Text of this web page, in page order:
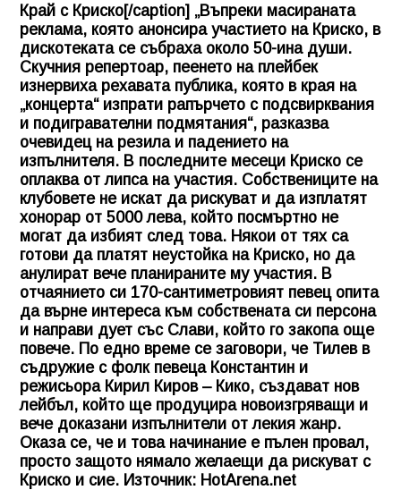
Край с Криско[/caption] „Въпреки масираната
реклама, която анонсира участието на Криско, в
дискотеката се събраха около 50-ина души.
Скучния репертоар, пеенето на плейбек
изнервиха рехавата публика, която в края на
„концерта“ изпрати рапърчето с подсвирквания
и подигравателни подмятания“, разказва
очевидец на резила и падението на
изпълнителя. В последните месеци Криско се
оплаква от липса на участия. Собствениците на
клубовете не искат да рискуват и да изплатят
хонорар от 5000 лева, който посмъртно не
могат да избият след това. Някои от тях са
готови да платят неустойка на Криско, но да
анулират вече планираните му участия. В
отчаянието си 170-сантиметровият певец опита
да върне интереса към собствената си персона
и направи дует със Слави, който го закопа още
повече. По едно време се заговори, че Тилев в
съдружие с фолк певеца Константин и
режисьора Кирил Киров – Кико, създават нов
лейбъл, който ще продуцира новоизгряващи и
вече доказани изпълнители от лекия жанр.
Оказа се, че и това начинание е пълен провал,
просто защото нямало желаещи да рискуват с
Криско и сие. Източник: HotArena.net